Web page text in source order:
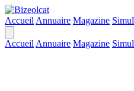
Accueil Annuaire Magazine
Accueil Annuaire Magazine